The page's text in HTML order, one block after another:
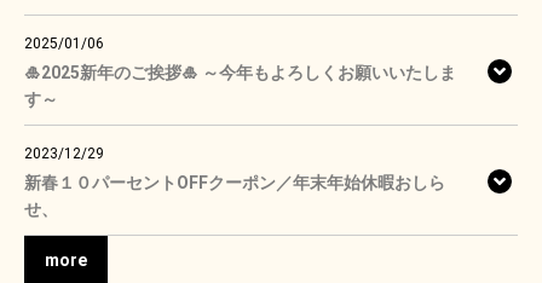
2025/01/06
🎍2025新年のご挨拶🎍 ～今年もよろしくお願いいたしま
す～
2023/12/29
新春１０パーセントOFFクーポン／年末年始休暇おしら
せ、
more